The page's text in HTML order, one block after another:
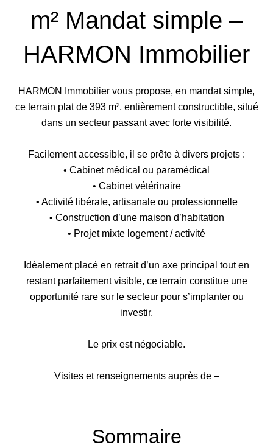
m² Mandat simple –
HARMON Immobilier
HARMON Immobilier vous propose, en mandat simple,
ce terrain plat de 393 m², entièrement constructible, situé
dans un secteur passant avec forte visibilité.
Facilement accessible, il se prête à divers projets :
• Cabinet médical ou paramédical
• Cabinet vétérinaire
• Activité libérale, artisanale ou professionnelle
• Construction d’une maison d’habitation
• Projet mixte logement / activité
Idéalement placé en retrait d’un axe principal tout en
restant parfaitement visible, ce terrain constitue une
opportunité rare sur le secteur pour s’implanter ou
investir.
Le prix est négociable.
Visites et renseignements auprès de –
Sommaire